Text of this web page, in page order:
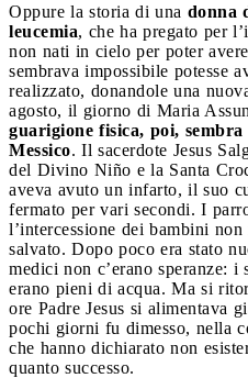
Oppure la storia di una donna
leucemia, che ha pregato per
non nati in cielo per poter
sembrava impossibile potesse
realizzato, donandole una
agosto, il giorno di Maria
guarigione fisica, poi, sembra
Messico. Il sacerdote Jesus
del Divino Niño e la Santa
aveva avuto un infarto, il suo
fermato per vari secondi. I
l’intercessione dei bambini non
salvato. Dopo poco era stato
medici non c’erano speranze:
erano pieni di acqua. Ma si
ore Padre Jesus si alimentava
pochi giorni fu dimesso, nella
che hanno dichiarato non
quanto successo.